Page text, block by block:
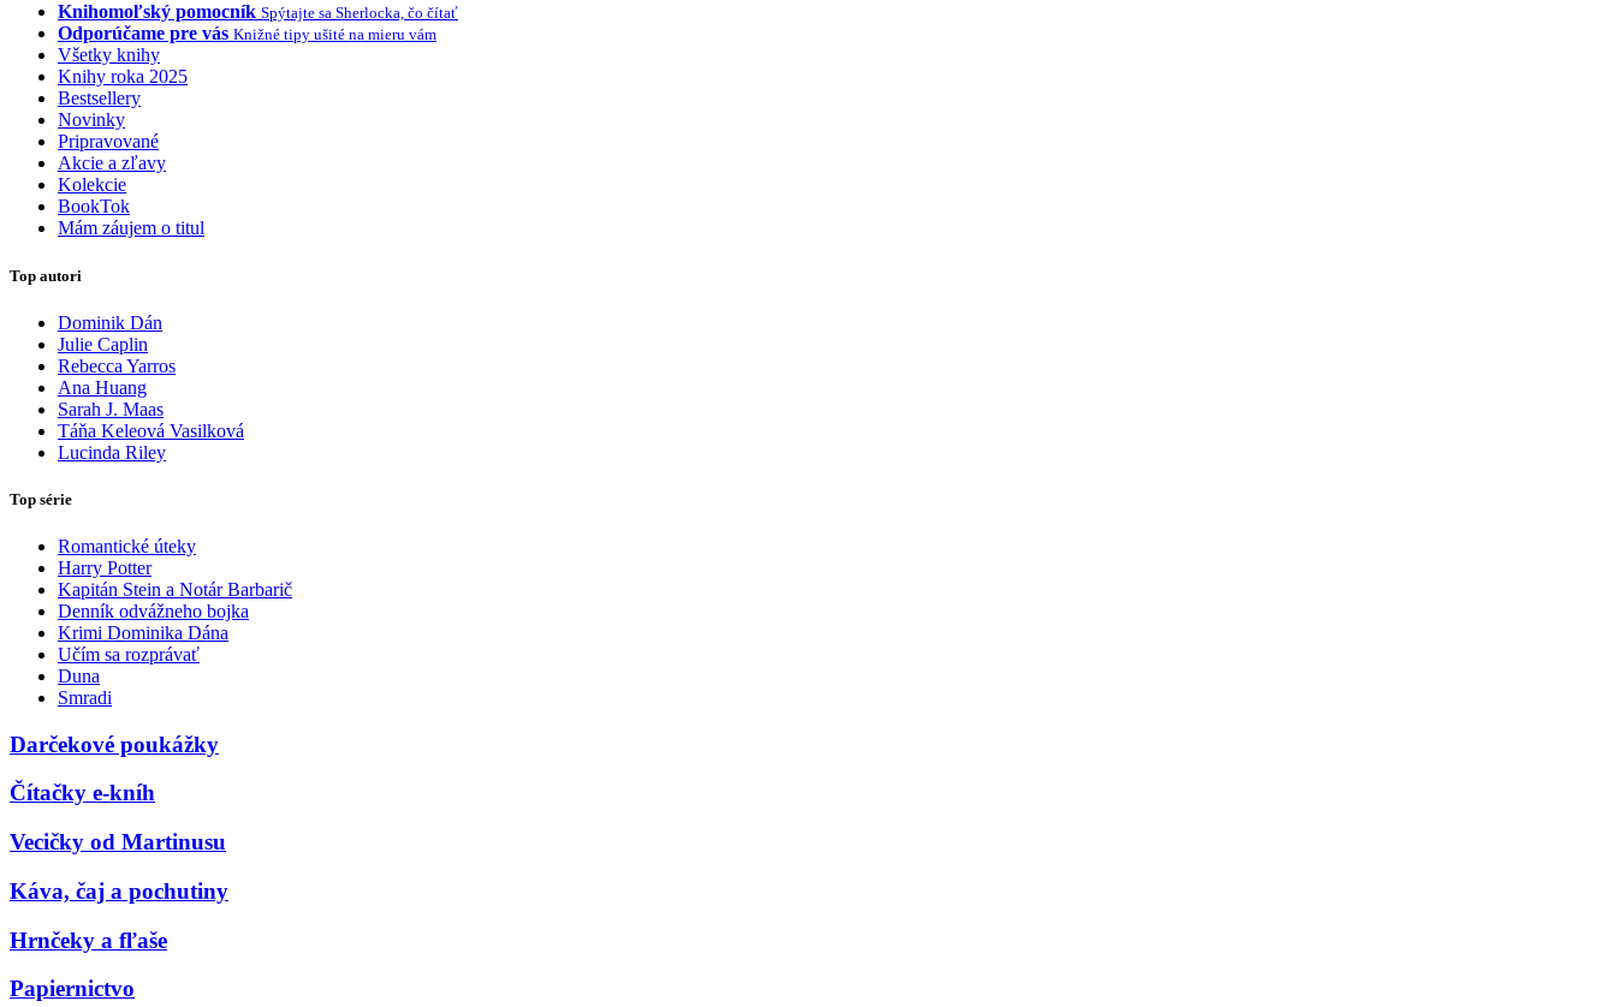
Knihomoľský pomocník Spýtajte sa Sherlocka, čo čítať
Odporúčame pre vás Knižné tipy ušité na mieru vám
Všetky knihy
Knihy roka 2025
Bestsellery
Novinky
Pripravované
Akcie a zľavy
Kolekcie
BookTok
Mám záujem o titul
Top autori
Dominik Dán
Julie Caplin
Rebecca Yarros
Ana Huang
Sarah J. Maas
Táňa Keleová Vasilková
Lucinda Riley
Top série
Romantické úteky
Harry Potter
Kapitán Stein a Notár Barbarič
Denník odvážneho bojka
Krimi Dominika Dána
Učím sa rozprávať
Duna
Smradi
Darčekové poukážky
Čítačky e-kníh
Vecičky od Martinusu
Káva, čaj a pochutiny
Hrnčeky a fľaše
Papiernictvo